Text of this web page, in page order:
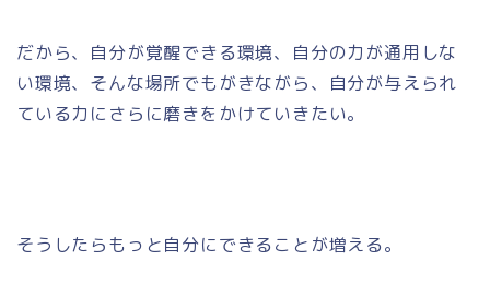
だから、自分が覚醒できる環境、自分の力が通用しな
い環境、そんな場所でもがきながら、自分が与えられ
ている力にさらに磨きをかけていきたい。
そうしたらもっと自分にできることが増える。